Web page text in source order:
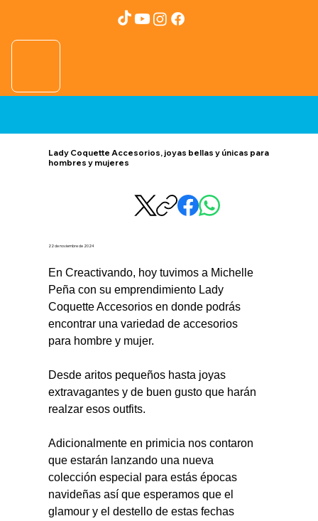
Lady Coquette Accesorios, joyas bellas y únicas para
hombres y mujeres
22 de noviembre de 2024
En Creactivando, hoy tuvimos a Michelle
Peña con su emprendimiento Lady
Coquette Accesorios en donde podrás
encontrar una variedad de accesorios
para hombre y mujer.
Desde aritos pequeños hasta joyas
extravagantes y de buen gusto que harán
realzar esos outfits.
Adicionalmente en primicia nos contaron
que estarán lanzando una nueva
colección especial para estás épocas
navideñas así que esperamos que el
glamour y el destello de estas fechas